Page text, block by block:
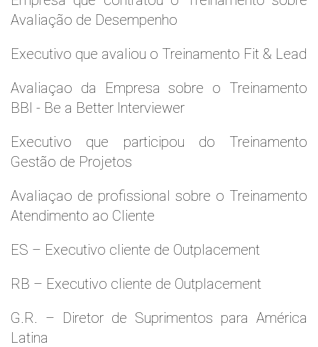
Avaliação de Desempenho
Executivo que avaliou o Treinamento Fit & Lead
Avaliaçao da Empresa sobre o Treinamento
BBI - Be a Better Interviewer
Executivo que participou do Treinamento
Gestão de Projetos
Avaliaçao de profissional sobre o Treinamento
Atendimento ao Cliente
ES – Executivo cliente de Outplacement
RB – Executivo cliente de Outplacement
G.R. – Diretor de Suprimentos para América
Latina